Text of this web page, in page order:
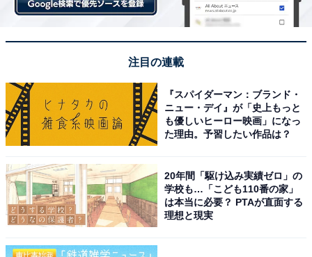
注目の連載
『スパイダーマン：ブランド・
ニュー・デイ』が「史上もっと
も優しいヒーロー映画」になっ
た理由。予習したい作品は？
20年間「駆け込み実績ゼロ」の
学校も…「こども110番の家」
は本当に必要？ PTAが直面する
理想と現実